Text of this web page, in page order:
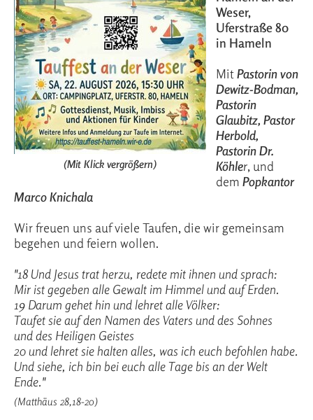
(Mit Klick vergrößern)
Weser,
Uferstraße 80
in Hameln
MitPastorin von
Dewitz-Bodman,
Pastorin
Glaubitz, Pastor
Herbold,
Pastorin Dr.
Köhler, und
dem Popkantor
Marco Knichala
Wir freuen uns auf viele Taufen, die wir gemeinsam
begehen und feiern wollen.
"18 Und Jesus trat herzu, redete mit ihnen und sprach:
Mir ist gegeben alle Gewalt im Himmel und auf Erden.
19 Darum gehet hin und lehret alle Völker:
Taufet sie auf den Namen des Vaters und des Sohnes
und des Heiligen Geistes
20 und lehret sie halten alles, was ich euch befohlen habe.
Und siehe, ich bin bei euch alle Tage bis an der Welt
Ende."
(Matthäus 28,18-20)